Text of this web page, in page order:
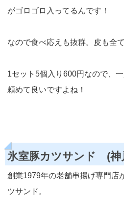
がゴロゴロ入ってるんです！
なので食べ応えも抜群。皮も全
1セット5個入り600円なので、
頼めて良いですよね！
氷室豚カツサンド (
創業1979年の老舗串揚げ専門店
ツサンド。